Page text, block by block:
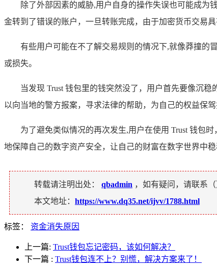
除了外部因素的威胁,用户自身的操作失误也可能成为
金转到了错误的账户，一旦转账完成，由于加密货币交易
有些用户可能在不了解交易规则的情况下,就像莽撞的
或损失。
当发现 Trust 钱包里的钱突然没了，用户首先要像沉
以向当地的警方报案，寻求法律的帮助，为自己的权益保驾
为了避免类似情况的再次发生,用户在使用 Trust 钱包
地保障自己的数字资产安全，让自己的财富在数字世界中稳
转载请注明出处： qbadmin ，如有疑问，请联系（
本文地址： https://www.dq35.net/ijvv/1788.html
标签： 资金消失原因
上一篇: Trust钱包忘记密码，该如何解决？
下一篇 : Trust钱包连不上？别慌，解决方案来了！